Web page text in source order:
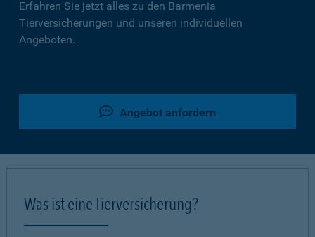
Erfahren Sie jetzt alles zu den Barmenia
Tierversicherungen und unseren individuellen
Angeboten.
Angebot anfordern
Was ist eine Tierversicherung?